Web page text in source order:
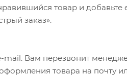
товар и добавьте
заказ».
Вам перезвонит
товара на почту